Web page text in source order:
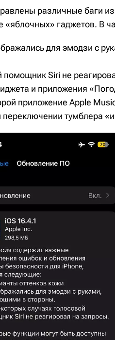
различные баги
«яблочных» гаджетов. В
для эмодзи с
помощник Siri не
и приложения
приложение Apple
переключении тумблера